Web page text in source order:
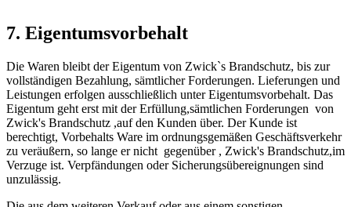
7. Eigentumsvorbehalt
Die Waren bleibt der Eigentum von Zwick`s Brandschutz, bis zur
vollständigen Bezahlung, sämtlicher Forderungen. Lieferungen und
Leistungen erfolgen ausschließlich unter Eigentumsvorbehalt. Das
Eigentum geht erst mit der Erfüllung,sämtlichen Forderungen von
Zwick's Brandschutz ,auf den Kunden über. Der Kunde ist
berechtigt, Vorbehalts Ware im ordnungsgemäßen Geschäftsverkehr
zu veräußern, so lange er nicht gegenüber , Zwick's Brandschutz,im
Verzuge ist. Verpfändungen oder Sicherungsübereignungen sind
unzulässig.